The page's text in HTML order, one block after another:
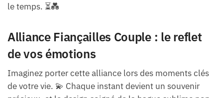
le temps. ⏳💑
Alliance Fiançailles Couple : le reflet
de vos émotions
Imaginez porter cette alliance lors des moments clés
de votre vie. 💫 Chaque instant devient un souvenir